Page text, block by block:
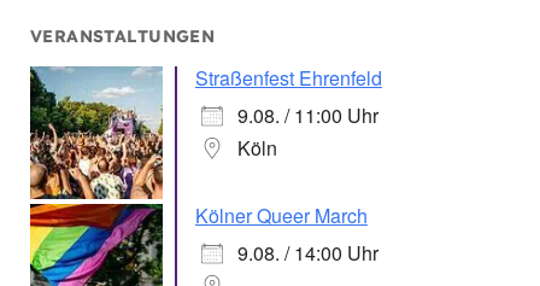
VERANSTALTUNGEN
Straßenfest Ehrenfeld
9.08. / 11:00 Uhr
Köln
Kölner Queer March
9.08. / 14:00 Uhr